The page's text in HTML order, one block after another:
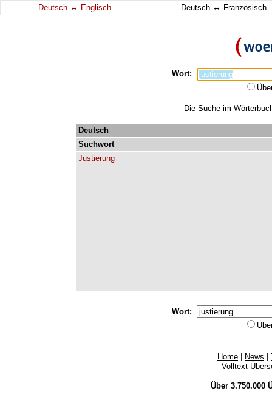
Deutsch ↔ Englisch Deutsch ↔ Französisch
Wort:
Die Suche im
Deutsch
Suchwort
Justierung
Wort:
Home News
Volltext-
Über 3.750.000